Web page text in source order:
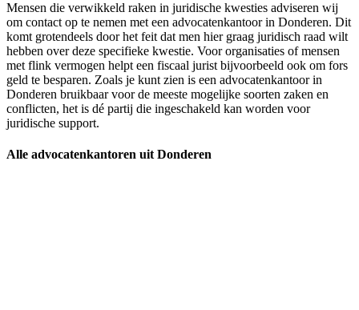
Mensen die verwikkeld raken in juridische kwesties adviseren wij
om contact op te nemen met een advocatenkantoor in Donderen. Dit
komt grotendeels door het feit dat men hier graag juridisch raad wilt
hebben over deze specifieke kwestie. Voor organisaties of mensen
met flink vermogen helpt een fiscaal jurist bijvoorbeeld ook om fors
geld te besparen. Zoals je kunt zien is een advocatenkantoor in
Donderen bruikbaar voor de meeste mogelijke soorten zaken en
conflicten, het is dé partij die ingeschakeld kan worden voor
juridische support.
Alle advocatenkantoren uit Donderen